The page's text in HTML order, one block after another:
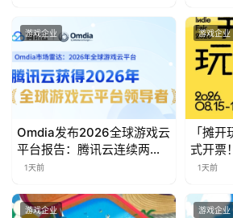
0
日
游
茶
对
接
游戏企业
Omdia发布2026全球游戏云
平台报告：腾讯云连续两年
入选“领导者”象限
1天前
游戏企业
「摊
式开票！
1天前
游戏企业 游戏企业